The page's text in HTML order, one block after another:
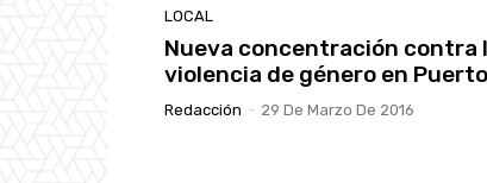
LOCAL
Nueva concentración contra
violencia de género en
Redacción - 29 De Marzo De 2016